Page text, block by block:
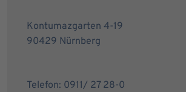
Kontumazgarten 4-19
90429 Nürnberg
Telefon: 0911/ 27 28-0